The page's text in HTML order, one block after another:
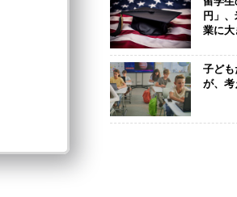
円」
業に大
子ども
が、考